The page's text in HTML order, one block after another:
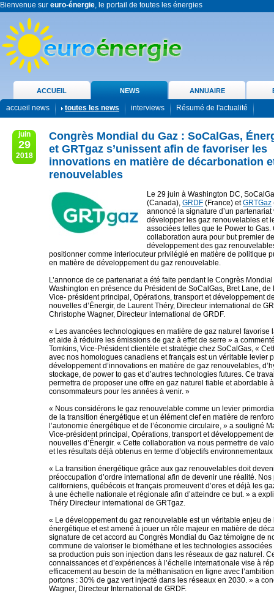
Bienvenue sur euro-énergie, le portail de toutes les énergies
ACCUEIL NEWS ANNUAIRE
accueil news toutes les news interviews Résumé de l'actualité
juin
29
2018
Congrès Mondial du Gaz : SoCalGas,
et GRTgaz s’unissent afin de favoriser les
innovations en matière de décarbonation
renouvelables
Le 29 juin à Washington DC,
(Canada), GRDF (France) etGRTGaz
annoncé la signature d’un partenariat
développer les gaz renouvelables et
associées telles que le Power to Gas.
collaboration aura pour but premier
développement des gaz
positionner comme interlocuteur privilégié en matière de politique
en matière de développement du gaz renouvelable.
L’annonce de ce partenariat a été faite pendant le Congrès
Washington en présence du Président de SoCalGas, Bret Lane, de
Vice- président principal, Opérations, transport et développement
nouvelles d’Énergir, de Laurent Théry, Directeur international de
Christophe Wagner, Directeur international de GRDF.
« Les avancées technologiques en matière de gaz naturel favorise
et aide à réduire les émissions de gaz à effet de serre » a
Tomkins, Vice-Président clientèle et stratégie chez SoCalGas, «
avec nos homologues canadiens et français est un véritable levier
développement d’innovations en matière de gaz renouvelables,
stockage, de power to gas et d’autres technologies futures. Ce
permettra de proposer une offre en gaz naturel fiable et abordable
consommateurs pour les années à venir. »
« Nous considérons le gaz renouvelable comme un levier
de la transition énergétique et un élément clef en matière de
l’autonomie énergétique et de l’économie circulaire, » a souligné
Vice-président principal, Opérations, transport et développement
nouvelles d’Énergir. « Cette collaboration va nous permettre de
et les résultats déjà obtenus en terme d’objectifs
« La transition énergétique grâce aux gaz renouvelables doit
préoccupation d’ordre international afin de devenir une réalité. Nos
californiens, québécois et français promeuvent d’ores et déjà les
à une échelle nationale et régionale afin d’atteindre ce but. » a
Théry Directeur international de GRTgaz.
« Le développement du gaz renouvelable est un véritable enjeu de
énergétique et est amené à jouer un rôle majeur en matière de
signature de cet accord au Congrès Mondial du Gaz témoigne de
commune de valoriser le biométhane et les technologies
sa production puis son injection dans les réseaux de gaz naturel.
connaissances et d’expériences à l’échelle internationale vise à
efficacement au besoin de la méthanisation en ligne avec
portons : 30% de gaz vert injecté dans les réseaux en 2030. » a
Wagner, Directeur International de GRDF.